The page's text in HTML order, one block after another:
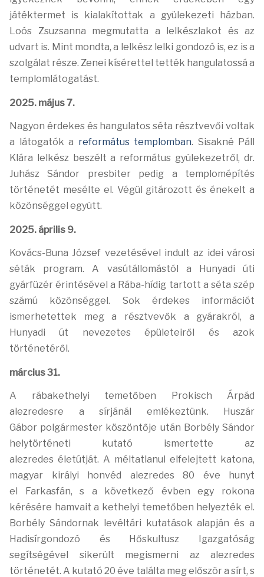
játéktermet is kialakítottak a gyülekezeti házban.
Loós Zsuzsanna megmutatta a lelkészlakot és az
udvart is. Mint mondta, a lelkész lelki gondozó is, ez is a
szolgálat része. Zenei kísérettel tették hangulatossá a
templomlátogatást.
2025. május 7.
Nagyon érdekes és hangulatos séta résztvevői voltak
a látogatók a református templomban. Sisakné Páll
Klára lelkész beszélt a református gyülekezetről, dr.
Juhász Sándor presbiter pedig a templomépítés
történetét mesélte el. Végül gitározott és énekelt a
közönséggel együtt.
2025. április 9.
Kovács-Buna József vezetésével indult az idei városi
séták program. A vasútállomástól a Hunyadi úti
gyárfüzér érintésével a Rába-hídig tartott a séta szép
számú közönséggel. Sok érdekes információt
ismerhetettek meg a résztvevők a gyárakról, a
Hunyadi út nevezetes épületeiről és azok
történetéről.
március 31.
A rábakethelyi temetőben Prokisch Árpád
alezredesre a sírjánál emlékeztünk. Huszár
Gábor polgármester köszöntője után Borbély Sándor
helytörténeti kutató ismertette az
alezredes életútját. A méltatlanul elfelejtett katona,
magyar királyi honvéd alezredes 80 éve hunyt
el Farkasfán, s a következő évben egy rokona
kérésére hamvait a kethelyi temetőben helyezték el.
Borbély Sándornak levéltári kutatások alapján és a
Hadisírgondozó és Hőskultusz Igazgatóság
segítségével sikerült megismerni az alezredes
történetét. A kutató 20 éve találta meg először a sírt, s